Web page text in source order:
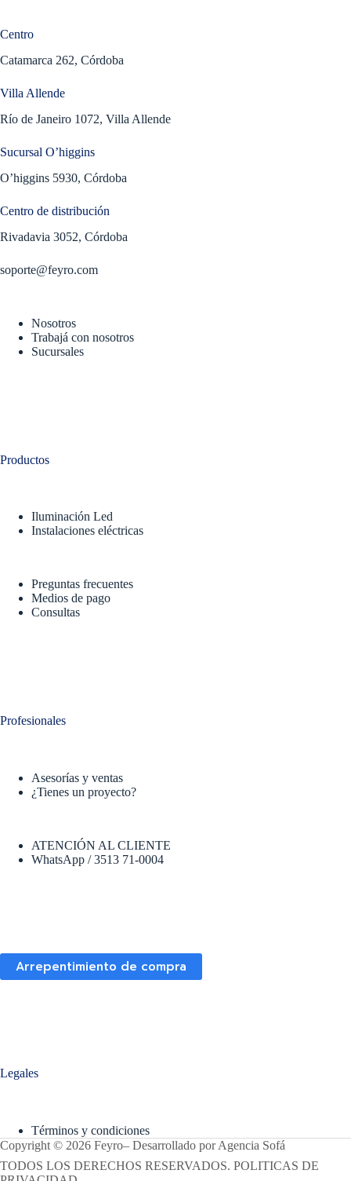
Centro
Catamarca 262, Córdoba
Villa Allende
Río de Janeiro 1072, Villa Allende
Sucursal O’higgins
O’higgins 5930, Córdoba
Centro de distribución
Rivadavia 3052, Córdoba
soporte@feyro.com
Nosotros
Trabajá con nosotros
Sucursales
Productos
Iluminación Led
Instalaciones eléctricas
Preguntas frecuentes
Medios de pago
Consultas
Profesionales
Asesorías y ventas
¿Tienes un proyecto?
ATENCIÓN AL CLIENTE
WhatsApp / 3513 71-0004
Arrepentimiento de compra
Legales
Términos y condiciones
Copyright © 2026 Feyro– Desarrollado porAgencia Sofá
TODOS LOS DERECHOS RESERVADOS. POLITICAS DE